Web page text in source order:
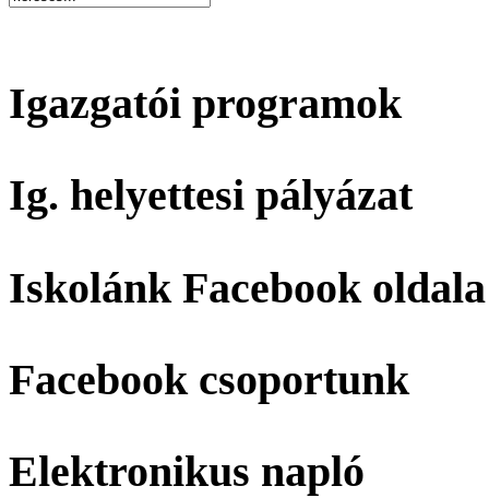
Igazgatói programok
Ig. helyettesi pályázat
Iskolánk Facebook oldala
Facebook csoportunk
Elektronikus napló